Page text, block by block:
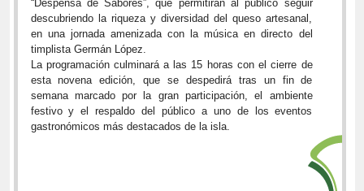
“Despensa de Sabores”, que permitirán al público seguir
descubriendo la riqueza y diversidad del queso artesanal,
en una jornada amenizada con la música en directo del
timplista Germán López.
La programación culminará a las 15 horas con el cierre de
esta novena edición, que se despedirá tras un fin de
semana marcado por la gran participación, el ambiente
festivo y el respaldo del público a uno de los eventos
gastronómicos más destacados de la isla.